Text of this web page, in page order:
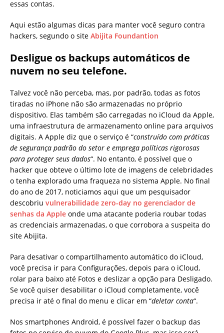
essas contas.
Aqui estão algumas dicas para manter você seguro contra
hackers, segundo o site Abijita Foundantion
Desligue os backups automáticos de
nuvem no seu telefone.
Talvez você não perceba, mas, por padrão, todas as fotos
tiradas no iPhone não são armazenadas no próprio
dispositivo. Elas também são carregadas no iCloud da Apple,
uma infraestrutura de armazenamento online para arquivos
digitais. A Apple diz que o serviço é “construído com práticas
de segurança padrão do setor e emprega políticas rigorosas
para proteger seus dados“. No entanto, é possível que o
hacker que obteve o último lote de imagens de celebridades
o tenha explorado uma fraqueza no sistema Apple. No final
do ano de 2017, noticiamos aqui que um pesquisador
descobriu vulnerabilidade zero-day no gerenciador de
senhas da Apple onde uma atacante poderia roubar todas
as credenciais armazenadas, o que corrobora a suspeita do
site Abijita.
Para desativar o compartilhamento automático do iCloud,
você precisa ir para Configurações, depois para o iCloud,
rolar para baixo até Fotos e deslizar a opção para Desligado.
Se você quiser desabilitar o iCloud completamente, você
precisa ir até o final do menu e clicar em “deletar conta“.
Nos smartphones Android, é possível fazer o backup das